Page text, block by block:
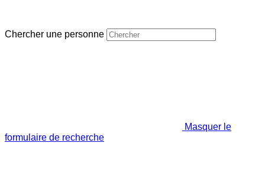
Chercher une personne
Masquer le
formulaire de recherche